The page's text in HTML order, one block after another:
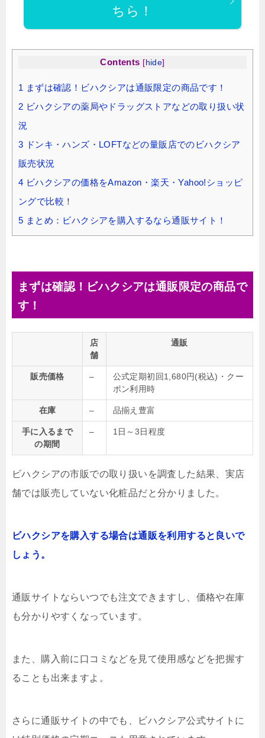
ちら！
Contents [ hide]
1 まずは確認！ビハクシアは通販限定の商品です！
2 ビハクシアの薬局やドラッグストアなどの取り扱い状
況
3 ドンキ・ハンズ・LOFTなどの量販店でのビハクシア
販売状況
4 ビハクシアの価格をAmazon・楽天・Yahoo!ショッピ
ングで比較！
5 まとめ：ビハクシアを購入するなら通販サイト！
まずは確認！ビハクシアは通販限定の商品で
す！
店
舗
通販
販売価格 –
公式定期初回1,680円(税込)・クー
ポン利用時
在庫 – 品揃え豊富
手に入るまで
の期間
– 1日～3日程度
ビハクシアの市販での取り扱いを調査した結果、実店
舗では販売していない化粧品だと分かりました。
ビハクシアを購入する場合は通販を利用すると良いで
しょう。
通販サイトならいつでも注文できますし、価格や在庫
も分かりやすくなっています。
また、購入前に口コミなどを見て使用感などを把握す
ることも出来ますよ。
さらに通販サイトの中でも、ビハクシア公式サイトに